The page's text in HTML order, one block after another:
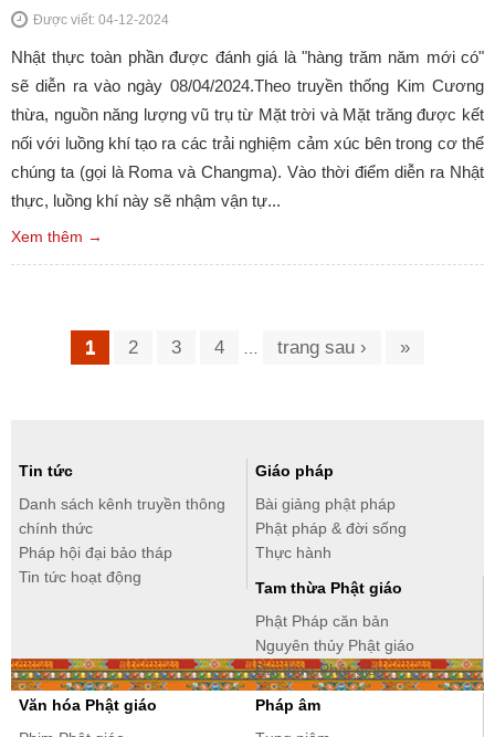
Được viết: 04-12-2024
Nhật thực toàn phần được đánh giá là "hàng trăm năm mới có"
sẽ diễn ra vào ngày 08/04/2024.Theo truyền thống Kim Cương
thừa, nguồn năng lượng vũ trụ từ Mặt trời và Mặt trăng được kết
nối với luồng khí tạo ra các trải nghiệm cảm xúc bên trong cơ thể
chúng ta (gọi là Roma và Changma). Vào thời điểm diễn ra Nhật
thực, luồng khí này sẽ nhậm vận tự...
Xem thêm →
1 2 3 4 trang sau › »
Tin tức
Danh sách kênh truyền thông
chính thức
Pháp hội đại bảo tháp
Tin tức hoạt động
Giáo pháp
Bài giảng phật pháp
Phật pháp & đời sống
Thực hành
Tam thừa Phật giáo
Phật Pháp căn bản
Nguyên thủy Phật giáo
Đại thừa Phật giáo
Văn hóa Phật giáo
Pháp âm